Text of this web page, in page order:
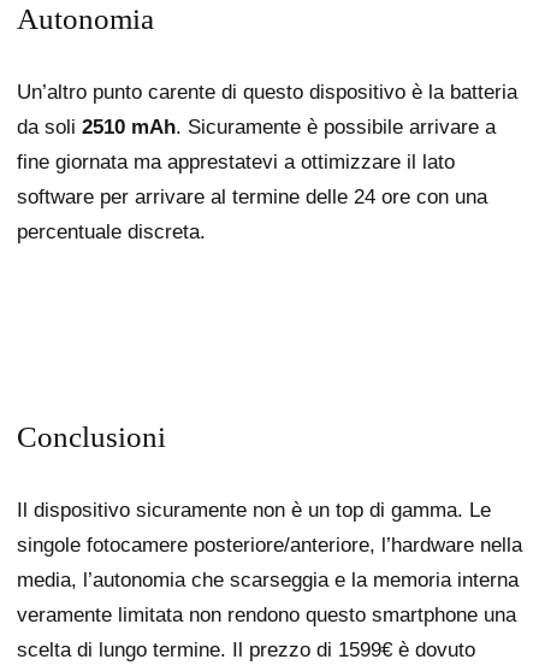
Autonomia
Un’altro punto carente di questo dispositivo è la batteria
da soli 2510 mAh. Sicuramente è possibile arrivare a
fine giornata ma apprestatevi a ottimizzare il lato
software per arrivare al termine delle 24 ore con una
percentuale discreta.
Conclusioni
Il dispositivo sicuramente non è un top di gamma. Le
singole fotocamere posteriore/anteriore, l’hardware nella
media, l’autonomia che scarseggia e la memoria interna
veramente limitata non rendono questo smartphone una
scelta di lungo termine. Il prezzo di 1599€ è dovuto